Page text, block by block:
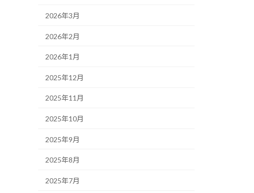
2026年3月
2026年2月
2026年1月
2025年12月
2025年11月
2025年10月
2025年9月
2025年8月
2025年7月